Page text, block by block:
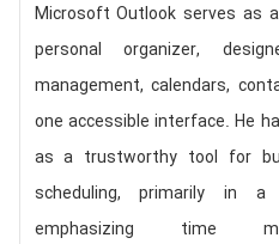
Microsoft Outlook serves as
personal organizer,
management, calendars,
one accessible interface. He
as a trustworthy tool for
scheduling, primarily in a
emphasizing time